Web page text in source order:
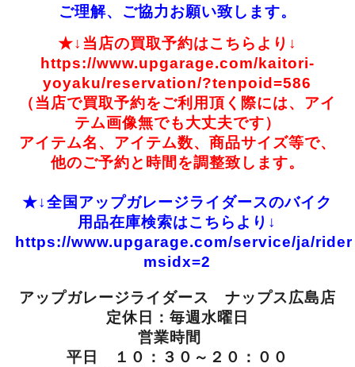
ご理解、ご協力お願い致します。
★↓当店の買取予約はこちらより↓
https://www.upgarage.com/kaitori-
yoyaku/reservation/?tenpoid=586
（当店で買取予約をご利用頂く際には、アイ
テム画像無でも大丈夫です）
アイテム名、アイテム数、商品サイズ等で、
他のご予約と時間を調整致します。
★↓全国アップガレージライダースのバイク
用品在庫検索はこちらより↓
https://www.upgarage.com/service/ja/
msidx=2
アップガレージライダース ナップス広島店
定休日：毎週水曜日
営業時間
平日 １０：３０～２０：００